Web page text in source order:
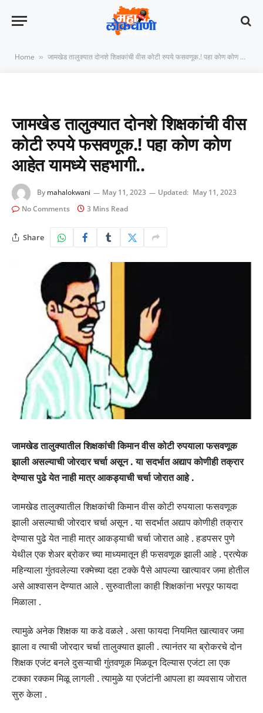
Home » जामखेड तालुक्यात दोनशे शिक्षकांची वीस कोटी रुपये फसवणूक.! पहा कोण कोण आहेत यामध्ये सहभागी..
जामखेड तालुक्यात दोनशे शिक्षकांची वीस
कोटी रुपये फसवणूक.! पहा कोण कोण
आहेत यामध्ये सहभागी..
By mahalokwani May 11, 2023 Updated: May 11, 2023
No Comments
3 Mins Read
Share
जामखेड तालुक्यातील शिक्षकांची किमान वीस कोटी रुपयाला फसवणूक
झाली असल्याची जोरदार चर्चा असून . या सदर्भात अद्याप कोणीही तक्रार
देण्यास पुढे येत नाही मात्र आकड्याची चर्चा जोरात आहे .
जामखेड तालुक्यातील शिक्षकांची किमान वीस कोटी रुपयाला फसवणूक
झाली असल्याची जोरदार चर्चा असून . या सदर्भात अद्याप कोणीही तक्रार
देण्यास पुढे येत नाही मात्र आकड्याची चर्चा जोरात आहे . हडपसर पुणे
येथील एक शेअर ब्रोकर च्या माध्यमातून ही फसवणूक झाली आहे . प्रत्येक
महिन्याला गुंतवलेल्या रक्मेच्या दहा टक्के पैसे आपल्या खात्यावर जमा होतील
असे आश्वासन देण्यात आले . सुरुवातीला काही शिक्षकांना भरपूर फायदा
मिळाला .
त्यामुळे अनेक शिक्षक या कडे वळले . असा फायदा नियमित खात्यावर जमा
झाला व त्याची जोरदार चर्चा तालुक्यात झाली . त्यानंतर या ब्रोकरचे दोन
शिक्षक एजंट बनले दुसऱ्याची गुंतवणूक मिळवून दिल्यास एजंटा ला एक
टक्का रक्कम मिळू लागली . त्यामुळे या एजंटांनी आपला हा व्यवसाय जोरात
सुरु केला .